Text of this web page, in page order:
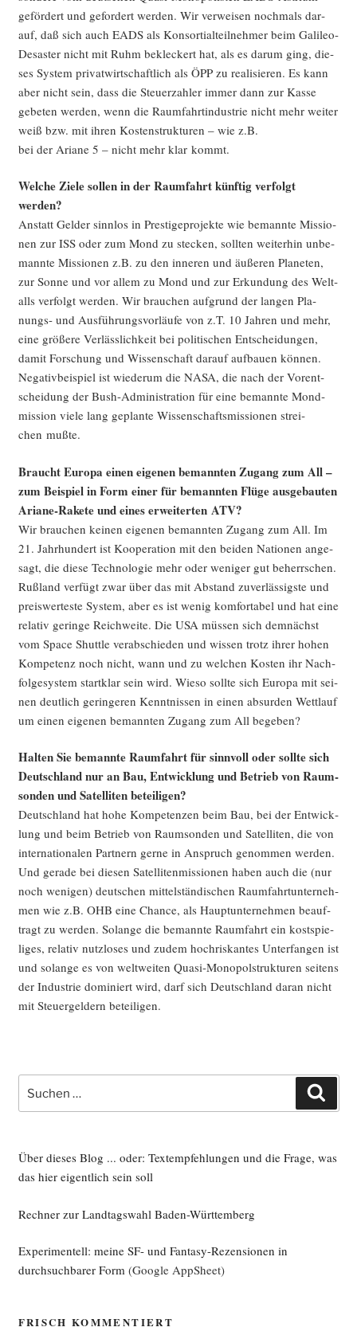
geför­dert und gefor­dert wer­den. Wir ver­wei­sen noch­mals dar­
auf, daß sich auch EADS als Kon­sor­ti­al­teil­neh­mer beim Gali­leo-
Desas­ter nicht mit Ruhm bekle­ckert hat, als es dar­um ging, die­
ses Sys­tem pri­vat­wirt­schaft­lich als ÖPP zu rea­li­sie­ren. Es kann
aber nicht sein, dass die Steu­er­zah­ler immer dann zur Kas­se
gebe­ten wer­den, wenn die Raum­fahrt­in­dus­trie nicht mehr wei­ter
weiß bzw. mit ihren Kos­ten­struk­tu­ren – wie z.B.
bei der Aria­ne 5 – nicht mehr klar kommt.
Wel­che Zie­le sol­len in der Raum­fahrt künf­tig ver­folgt
werden?
Anstatt Gel­der sinn­los in Pres­ti­ge­pro­jek­te wie bemann­te Mis­sio­
nen zur ISS oder zum Mond zu ste­cken, soll­ten wei­ter­hin unbe­
mann­te Mis­sio­nen z.B. zu den inne­ren und äuße­ren Pla­ne­ten,
zur Son­ne und vor allem zu Mond und zur Erkun­dung des Welt­
alls ver­folgt wer­den. Wir brau­chen auf­grund der lan­gen Pla­
nungs- und Aus­füh­rungs­vor­läu­fe von z.T. 10 Jah­ren und mehr,
eine grö­ße­re Ver­läss­lich­keit bei poli­ti­schen Ent­schei­dun­gen,
damit For­schung und Wis­sen­schaft dar­auf auf­bau­en kön­nen.
Nega­tiv­bei­spiel ist wie­der­um die NASA, die nach der Vor­ent­
schei­dung der Bush-Admi­nis­tra­ti­on für eine bemann­te Mond­
mis­si­on vie­le lang geplan­te Wis­sen­schafts­mis­sio­nen strei­
chen mußte.
Braucht Euro­pa einen eige­nen bemann­ten Zugang zum All –
zum Bei­spiel in Form einer für bemann­ten Flü­ge aus­ge­bau­ten
Aria­ne-Rake­te und eines erwei­ter­ten ATV?
Wir brau­chen kei­nen eige­nen bemann­ten Zugang zum All. Im
21. Jahr­hun­dert ist Koope­ra­ti­on mit den bei­den Natio­nen ange­
sagt, die die­se Tech­no­lo­gie mehr oder weni­ger gut beherr­schen.
Ruß­land ver­fügt zwar über das mit Abstand zuver­läs­sigs­te und
preis­wer­tes­te Sys­tem, aber es ist wenig kom­for­ta­bel und hat eine
rela­tiv gerin­ge Reich­wei­te. Die USA müs­sen sich dem­nächst
vom Space Shut­tle ver­ab­schie­den und wis­sen trotz ihrer hohen
Kom­pe­tenz noch nicht, wann und zu wel­chen Kos­ten ihr Nach­
fol­ge­sys­tem start­klar sein wird. Wie­so soll­te sich Euro­pa mit sei­
nen deut­lich gerin­ge­ren Kennt­nis­sen in einen absur­den Wett­lauf
um einen eige­nen bemann­ten Zugang zum All begeben?
Hal­ten Sie bemann­te Raum­fahrt für sinn­voll oder soll­te sich
Deutsch­land nur an Bau, Ent­wick­lung und Betrieb von Raum­
son­den und Satel­li­ten beteiligen?
Deutsch­land hat hohe Kom­pe­ten­zen beim Bau, bei der Ent­wick­
lung und beim Betrieb von Raum­son­den und Satel­li­ten, die von
inter­na­tio­na­len Part­nern ger­ne in Anspruch genom­men wer­den.
Und gera­de bei die­sen Satel­li­ten­mis­sio­nen haben auch die (nur
noch weni­gen) deut­schen mit­tel­stän­di­schen Raum­fahrt­un­ter­neh­
men wie z.B. OHB eine Chan­ce, als Haupt­un­ter­neh­men beauf­
tragt zu wer­den. Solan­ge die bemann­te Raum­fahrt ein kost­spie­
li­ges, rela­tiv nutz­lo­ses und zudem hoch­ris­kan­tes Unter­fan­gen ist
und solan­ge es von welt­wei­ten Qua­si-Mono­pol­struk­tu­ren sei­tens
der Indus­trie domi­niert wird, darf sich Deutsch­land dar­an nicht
mit Steu­er­gel­dern beteiligen.
nach:
Über dieses Blog ... oder: Textempfehlungen und die Frage, was
das hier eigentlich sein soll
Rechner zur Landtagswahl Baden-Württemberg
Experimentell: meine SF- und Fantasy-Rezensionen in
durchsuchbarer Form(Google AppSheet)
FRISCH KOMMENTIERT